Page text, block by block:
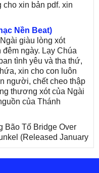
cho xin bản pdf. xin
Nền Beat)
giàu lòng xót
ngày. Lạy Chúa
tình yêu và tha thứ,
xin cho con luôn
người, chết cheo thập
thương xót của Ngài
của Thánh
Bão Tố Bridge Over
(Released January
Nghiêm Trình Bày: